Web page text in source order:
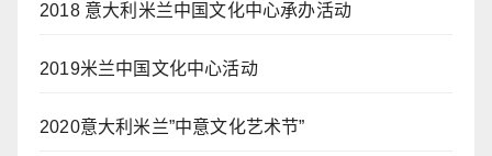
2018 意大利米兰中国文化中心承办活动
2019米兰中国文化中心活动
2020意大利米兰”中意文化艺术节”